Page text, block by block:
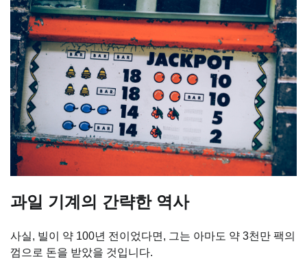
과일 기계의 간략한 역사
사실, 빌이 약 100년 전이었다면, 그는 아마도 약 3천만 팩의
껌으로 돈을 받았을 것입니다.